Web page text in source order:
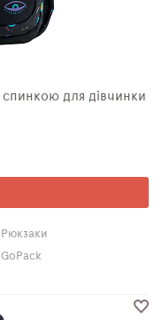
Рюкзаки
GoPack